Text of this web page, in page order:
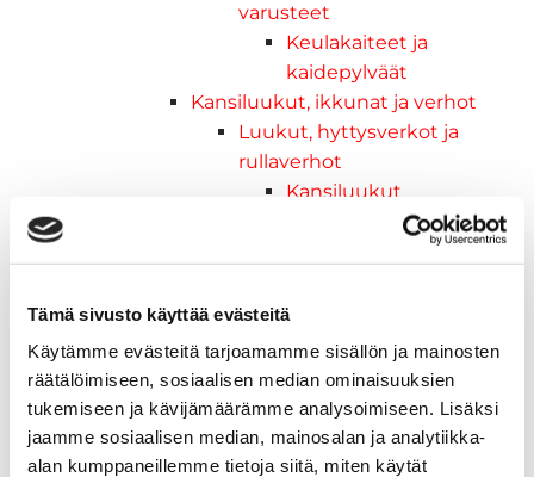
Tämä sivusto käyttää evästeitä
Käytämme evästeitä tarjoamamme sisällön ja mainosten
räätälöimiseen, sosiaalisen median ominaisuuksien
tukemiseen ja kävijämäärämme analysoimiseen. Lisäksi
jaamme sosiaalisen median, mainosalan ja analytiikka-
alan kumppaneillemme tietoja siitä, miten käytät
varusteet
Keulakaiteet ja
kaidepylväät
Kansiluukut, ikkunat ja verhot
Luukut, hyttysverkot ja
rullaverhot
Kansiluukut
Hyttysverkot
Uimatikkaat
Kasettitikkaat
Keulatikkaat
Köysitikkaat
Kiinnikkeet ja tukijalat
Kävelysillat